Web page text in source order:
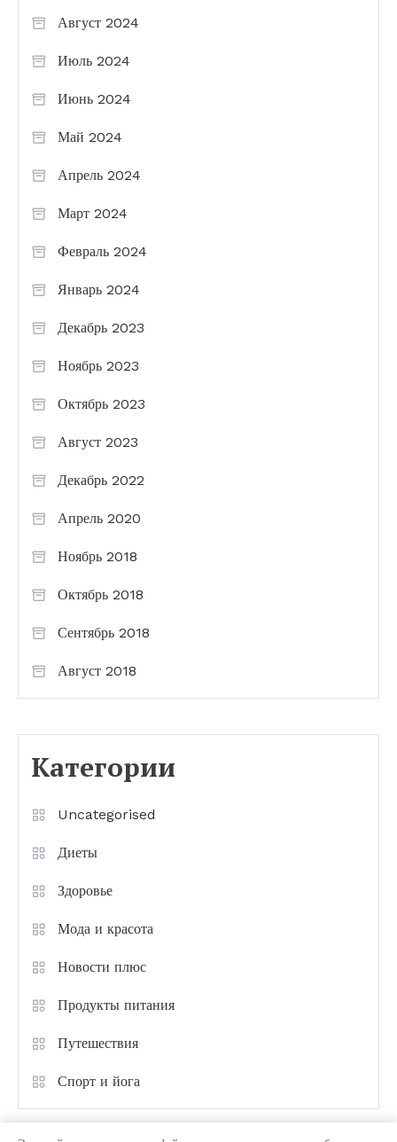
Август 2024
Июль 2024
Июнь 2024
Май 2024
Апрель 2024
Март 2024
Февраль 2024
Январь 2024
Декабрь 2023
Ноябрь 2023
Октябрь 2023
Август 2023
Декабрь 2022
Апрель 2020
Ноябрь 2018
Октябрь 2018
Сентябрь 2018
Август 2018
Категории
Uncategorised
Диеты
Здоровье
Мода и красота
Новости плюс
Продукты питания
Путешествия
Спорт и йога